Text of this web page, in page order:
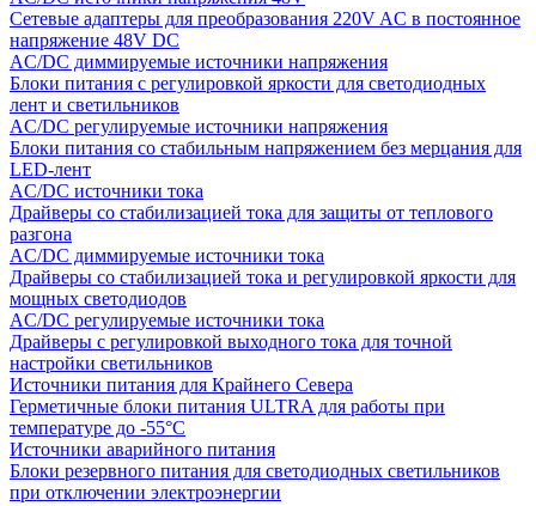
Сетевые адаптеры для преобразования 220V AC в постоянное
напряжение 48V DC
AC/DC диммируемые источники напряжения
Блоки питания с регулировкой яркости для светодиодных
лент и светильников
AC/DC регулируемые источники напряжения
Блоки питания со стабильным напряжением без мерцания для
LED-лент
AC/DC источники тока
Драйверы со стабилизацией тока для защиты от теплового
разгона
AC/DC диммируемые источники тока
Драйверы со стабилизацией тока и регулировкой яркости для
мощных светодиодов
AC/DC регулируемые источники тока
Драйверы с регулировкой выходного тока для точной
настройки светильников
Источники питания для Крайнего Севера
Герметичные блоки питания ULTRA для работы при
температуре до -55°C
Источники аварийного питания
Блоки резервного питания для светодиодных светильников
при отключении электроэнергии